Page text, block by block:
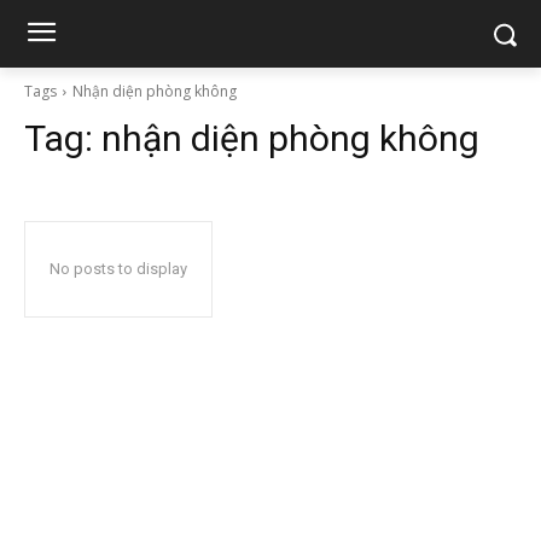
Tags Nhận diện phòng không
Tag: nhận diện phòng không
No posts to display